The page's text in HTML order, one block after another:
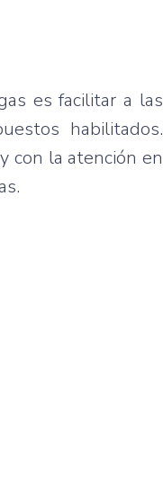
es facilitar a las
habilitados.
con la atención en